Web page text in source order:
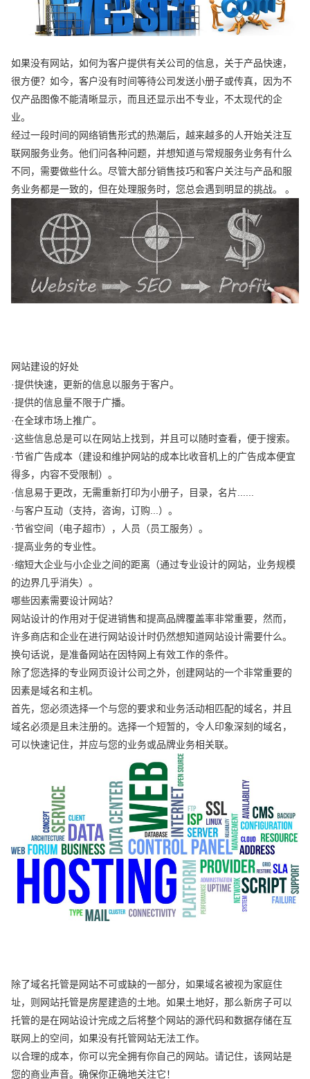
如果没有网站，如何为客户提供有关公司的信息，关于产品快速，
很方便？如今，客户没有时间等待公司发送小册子或传真，因为不
仅产品图像不能清晰显示，而且还显示出不专业，不太现代的企
业。
经过一段时间的网络销售形式的热潮后，越来越多的人开始关注互
联网服务业务。他们问各种问题，并想知道与常规服务业务有什么
不同，需要做些什么。尽管大部分销售技巧和客户关注与产品和服
务业务都是一致的，但在处理服务时，您总会遇到明显的挑战。 。
网站建设的好处
·提供快速，更新的信息以服务于客户。
·提供的信息量不限于广播。
·在全球市场上推广。
·这些信息总是可以在网站上找到，并且可以随时查看，便于搜索。
·节省广告成本（建设和维护网站的成本比收音机上的广告成本便宜
得多，内容不受限制）。
·信息易于更改，无需重新打印为小册子，目录，名片......
·与客户互动（支持，咨询，订购...）。
·节省空间（电子超市），人员（员工服务）。
·提高业务的专业性。
·缩短大企业与小企业之间的距离（通过专业设计的网站，业务规模
的边界几乎消失）。
哪些因素需要设计网站？
网站设计的作用对于促进销售和提高品牌覆盖率非常重要，然而，
许多商店和企业在进行网站设计时仍然想知道网站设计需要什么。
换句话说，是准备网站在因特网上有效工作的条件。
除了您选择的专业网页设计公司之外，创建网站的一个非常重要的
因素是域名和主机。
首先，您必须选择一个与您的要求和业务活动相匹配的域名，并且
域名必须是且未注册的。选择一个短暂的，令人印象深刻的域名，
可以快速记住，并应与您的业务或品牌业务相关联。
除了域名托管是网站不可或缺的一部分，如果域名被视为家庭住
址，则网站托管是房屋建造的土地。如果土地好，那么新房子可以
托管的是在网站设计完成之后将整个网站的源代码和数据存储在互
联网上的空间，如果没有托管网站无法工作。
以合理的成本，你可以完全拥有你自己的网站。请记住，该网站是
您的商业声音。确保你正确地关注它！